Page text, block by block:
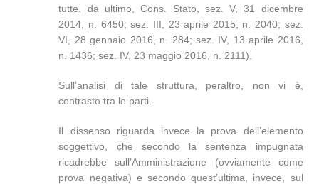
tutte, da ultimo, Cons. Stato, sez. V, 31 dicembre
2014, n. 6450; sez. III, 23 aprile 2015, n. 2040; sez.
VI, 28 gennaio 2016, n. 284; sez. IV, 13 aprile 2016,
n. 1436; sez. IV, 23 maggio 2016, n. 2111).
Sull’analisi di tale struttura, peraltro, non vi è,
contrasto tra le parti.
Il dissenso riguarda invece la prova dell’elemento
soggettivo, che secondo la sentenza impugnata
ricadrebbe sull’Amministrazione (ovviamente come
prova negativa) e secondo quest’ultima, invece, sul